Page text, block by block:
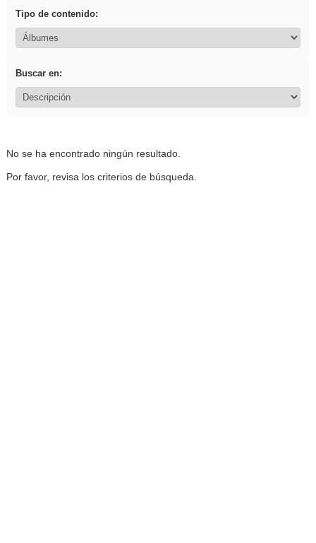
Tipo de contenido:
Buscar en:
No se ha encontrado ningún resultado.
Por favor, revisa los criterios de búsqueda.